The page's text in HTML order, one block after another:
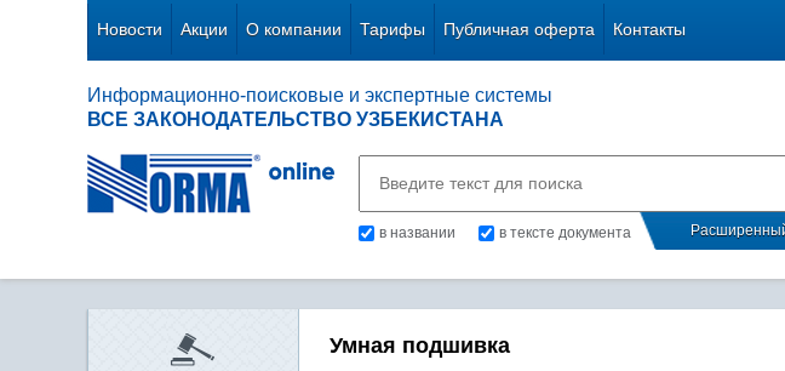
Новости Акции О компании Тарифы Публичная оферта Контакты
Информационно-поисковые и экспертные системы
ВСЕ ЗАКОНОДАТЕЛЬСТВО УЗБЕКИСТАНА
в названии в тексте документа
Умная подшивка